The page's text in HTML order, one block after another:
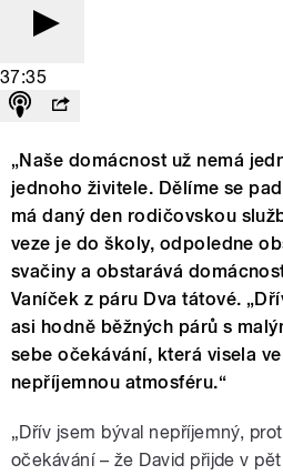
37:35
„Naše domácnost už nemá
jednoho živitele. Dělíme se
má daný den rodičovskou
veze je do školy, odpoledne
svačiny a obstarává
Vaníček z páru Dva tátové.
asi hodně běžných párů s
sebe očekávání, která visela
nepříjemnou atmosféru.“
„Dřív jsem býval nepříjemný,
očekávání – že David přijde v